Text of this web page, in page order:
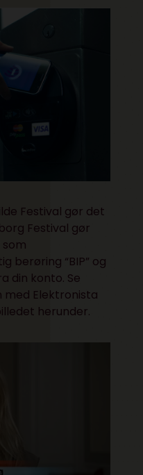
Festival gør det
Festival gør
som
berøring “BIP” og
din konto. Se
med Elektronista
herunder.